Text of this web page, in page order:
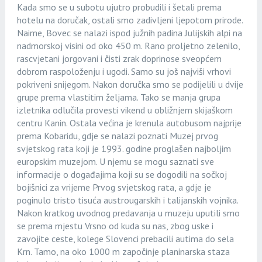
Kada smo se u subotu ujutro probudili i šetali prema
hotelu na doručak, ostali smo zadivljeni ljepotom prirode.
Naime, Bovec se nalazi ispod južnih padina Julijskih alpi na
nadmorskoj visini od oko 450 m. Rano proljetno zelenilo,
rascvjetani jorgovani i čisti zrak doprinose sveopćem
dobrom raspoloženju i ugodi. Samo su još najviši vrhovi
pokriveni snijegom. Nakon doručka smo se podijelili u dvije
grupe prema vlastitim željama. Tako se manja grupa
izletnika odlučila provesti vikend u obližnjem skijaškom
centru Kanin. Ostala većina je krenula autobusom najprije
prema Kobaridu, gdje se nalazi poznati Muzej prvog
svjetskog rata koji je 1993. godine proglašen najboljim
europskim muzejom. U njemu se mogu saznati sve
informacije o događajima koji su se dogodili na sočkoj
bojišnici za vrijeme Prvog svjetskog rata, a gdje je
poginulo tristo tisuća austrougarskih i talijanskih vojnika.
Nakon kratkog uvodnog predavanja u muzeju uputili smo
se prema mjestu Vrsno od kuda su nas, zbog uske i
zavojite ceste, kolege Slovenci prebacili autima do sela
Krn. Tamo, na oko 1000 m započinje planinarska staza